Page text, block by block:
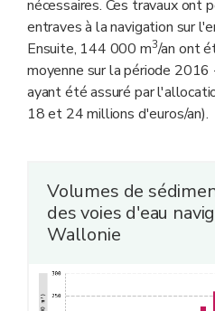
nécessaires. Ces travaux ont
entraves à la navigation sur
Ensuite, 144 000 m3/an ont
moyenne sur la période
ayant été assuré par
18 et 24 millions d'euros/an).
Volumes de
des voies d'eau
Wallonie